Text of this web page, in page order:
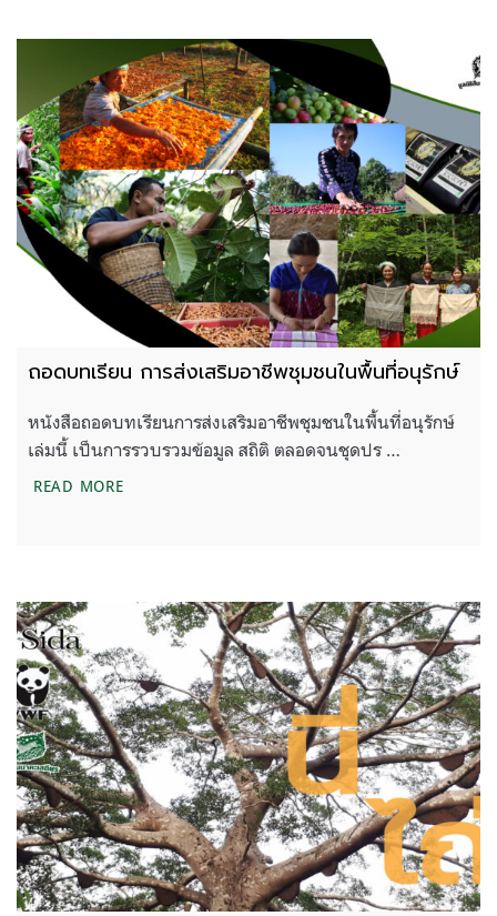
ถอดบทเรียน การส่งเสริมอาชีพชุมชนในพื้นที่อนุรักษ์
หนังสือถอดบทเรียนการส่งเสริมอาชีพชุมชนในพื้นที่อนุรักษ์
เล่มนี้ เป็นการรวบรวมข้อมูล สถิติ ตลอดจนชุดปร …
READ MOREถอดบทเรียน การส่งเสริมอาชีพชุมชนในพื้นที่อนุรักษ์